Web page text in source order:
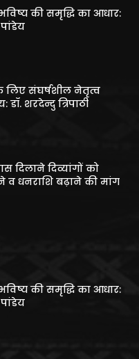
की समृद्धि का आधार:
लिए संघर्षशील नेतृत्व
शरदेन्दु त्रिपाठी
दिलाने दिव्यांगों को
व धनराशि बढ़ाने की मांग
की समृद्धि का आधार: